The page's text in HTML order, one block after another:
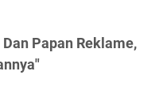
Papan Reklame,